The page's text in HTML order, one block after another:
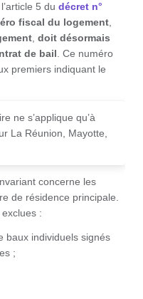
5 du décret n°
fiscal du logement
doit désormais
de bail . Ce numéro
premiers indiquant le
ne s’applique qu’à
La Réunion, Mayotte,
concerne les
de résidence principale.
:
baux individuels signés
;